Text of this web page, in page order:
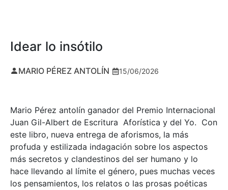
Idear lo insótilo
MARIO PÉREZ ANTOLÍN 15/06/2026
Mario Pérez antolín ganador del Premio Internacional
Juan Gil-Albert de Escritura Aforística y del Yo. Con
este libro, nueva entrega de aforismos, la más
profuda y estilizada indagación sobre los aspectos
más secretos y clandestinos del ser humano y lo
hace llevando al límite el género, pues muchas veces
los pensamientos, los relatos o las prosas poéticas